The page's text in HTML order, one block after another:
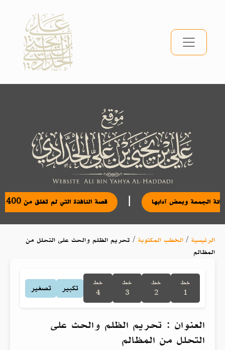
قصة النافذة التي لم تغلق من 1400 عام: خيال لا حقيقة | مكانة الجمعة وبعض آدابها
الرئيسية / الخطب المكتوبة / تحريم الظلم والحث على التحلل من
المظالم
خط
1
خط
2
خط
3
خط
4
تكبير تصغير
العنوان : تحريم الظلم والحث على
التحلل من المظالم